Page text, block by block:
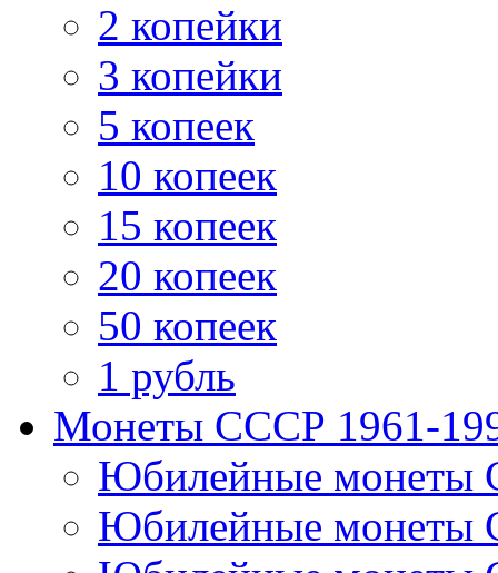
2 копейки
3 копейки
5 копеек
10 копеек
15 копеек
20 копеек
50 копеек
1 рубль
Монеты СССР 1961-
Юбилейные монеты
Юбилейные